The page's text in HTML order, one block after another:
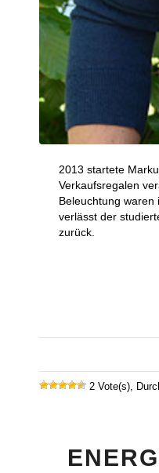
2013 startete
Verkaufsregalen
Beleuchtung
verlässt der
zurück.
2 Vote(s),